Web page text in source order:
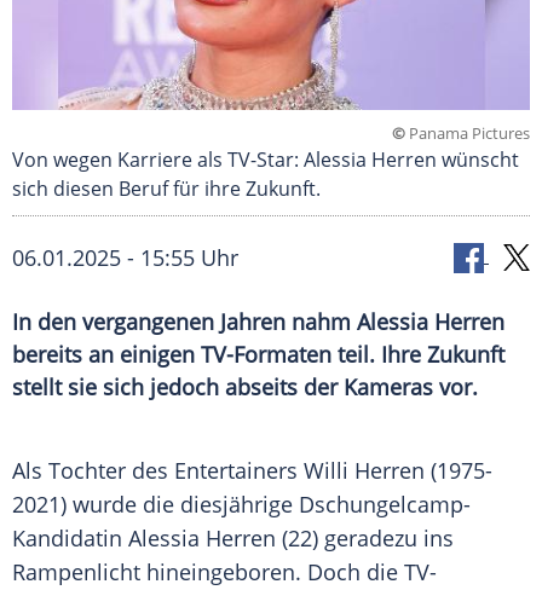
© Panama Pictures
Von wegen Karriere als TV-Star: Alessia Herren wünscht
sich diesen Beruf für ihre Zukunft.
06.01.2025 - 15:55 Uhr
In den vergangenen Jahren nahm Alessia Herren
bereits an einigen TV-Formaten teil. Ihre Zukunft
stellt sie sich jedoch abseits der Kameras vor.
Als Tochter des Entertainers Willi Herren (1975-
2021) wurde die diesjährige Dschungelcamp-
Kandidatin Alessia Herren (22) geradezu ins
Rampenlicht hineingeboren. Doch die TV-